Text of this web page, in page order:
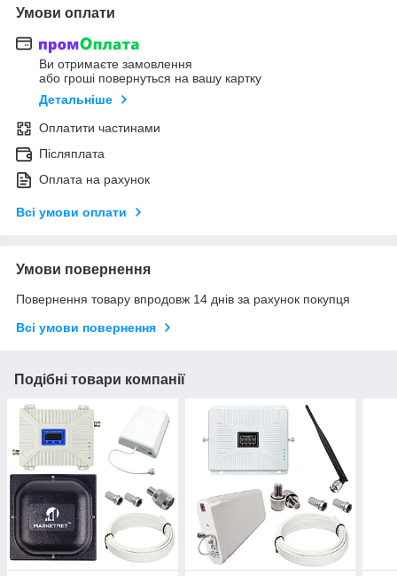
Умови оплати
Ви отримаєте замовлення
або гроші повернуться на вашу картку
Детальніше
Оплатити частинами
Післяплата
Оплата на рахунок
Всі умови оплати
Умови повернення
Повернення товару впродовж 14 днів за рахунок покупця
Всі умови повернення
Подібні товари компанії